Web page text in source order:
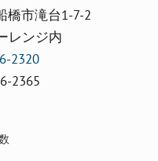
市滝台1-7-2
レンジ内
2320
2365